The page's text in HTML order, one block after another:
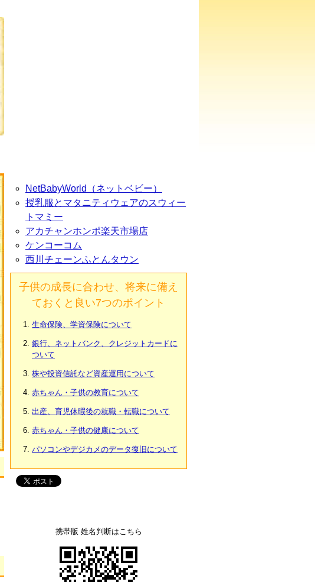
NetBabyWorld（ネットベビー）
授乳服とマタニティウェアのスウィー
トマミー
アカチャンホンポ楽天市場店
ケンコーコム
西川チェーンふとんタウン
子供の成長に合わせ、将来に備え
ておくと良い7つのポイント
生命保険、学資保険について
銀行、ネットバンク、クレジットカードに
ついて
株や投資信託など資産運用について
赤ちゃん・子供の教育について
出産、育児休暇後の就職・転職について
赤ちゃん・子供の健康について
パソコンやデジカメのデータ復旧について
携帯版 姓名判断はこちら